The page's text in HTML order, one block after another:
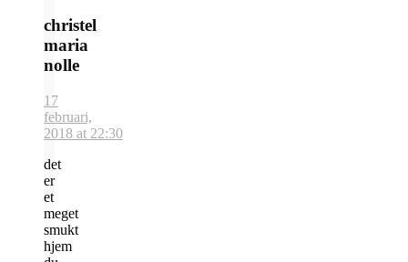
christel
maria
nolle
17
februari,
2018 at 22:30
det
er
et
meget
smukt
hjem